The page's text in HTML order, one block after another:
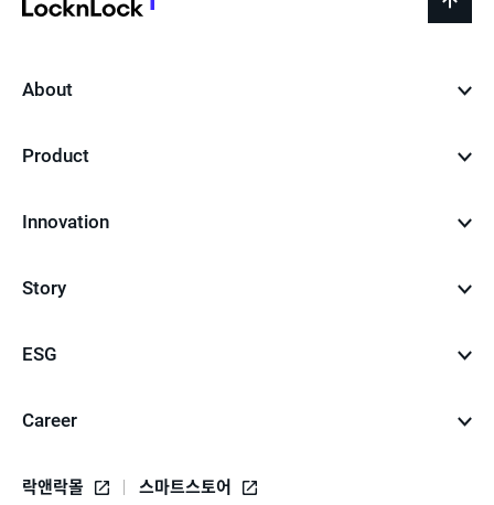
back
About
Product
Innovation
Story
ESG
Career
락앤락몰 스마트스토어